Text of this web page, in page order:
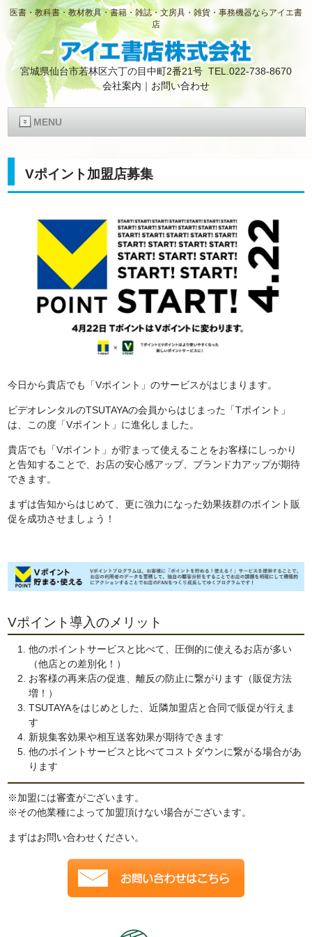
医書・教科書・教材教具・書籍・雑誌・文房具・雑貨・事務機器ならアイエ書
店
宮城県仙台市若林区六丁の目中町2番21号 TEL.022-738-8670
会社案内 ｜ お問い合わせ
MENU
Vポイント加盟店募集
今日から貴店でも「Vポイント」のサービスがはじまります。
ビデオレンタルのTSUTAYAの会員からはじまった「Tポイント」
は、この度「Vポイント」に進化しました。
貴店でも「Vポイント」が貯まって使えることをお客様にしっかり
と告知することで、お店の安心感アップ、ブランド力アップが期待
できます。
まずは告知からはじめて、更に強力になった効果抜群のポイント販
促を成功させましょう！
Vポイント導入のメリット
他のポイントサービスと比べて、圧倒的に使えるお店が多い
（他店との差別化！）
お客様の再来店の促進、離反の防止に繋がります（販促方法
増！）
TSUTAYAをはじめとした、近隣加盟店と合同で販促が行えま
す
新規集客効果や相互送客効果が期待できます
他のポイントサービスと比べてコストダウンに繋がる場合があ
ります
※加盟には審査がございます。
※その他業種によって加盟頂けない場合がございます。
まずはお問い合わせください。